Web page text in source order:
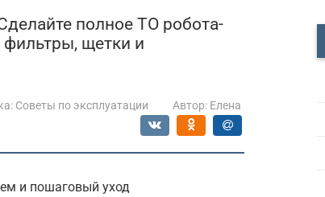
полное ТО робота-
щетки и
Советы по эксплуатации Автор: Елена
и пошаговый уход